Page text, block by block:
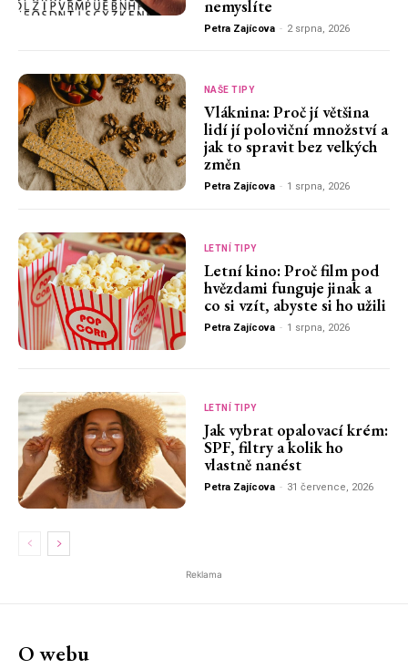
nemyslíte
Petra Zajícova - 2 srpna, 2026
NAŠE TIPY
Vláknina: Proč jí většina
lidí jí poloviční množství a
jak to spravit bez velkých
změn
Petra Zajícova - 1 srpna, 2026
LETNÍ TIPY
Letní kino: Proč film pod
hvězdami funguje jinak a
co si vzít, abyste si ho užili
Petra Zajícova - 1 srpna, 2026
LETNÍ TIPY
Jak vybrat opalovací krém:
SPF, filtry a kolik ho
vlastně nanést
Petra Zajícova - 31 července, 2026
Reklama
O webu